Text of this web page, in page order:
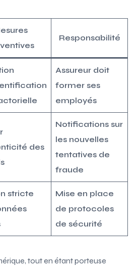
Responsabilité
Assureur doit
former ses
employés
des
Notifications sur
les nouvelles
tentatives de
fraude
stricte
Mise en place
de protocoles
de sécurité
tout en étant porteuse